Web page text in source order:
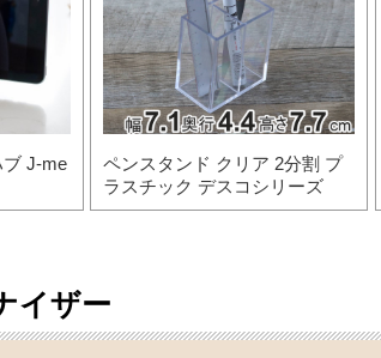
J-me
ペンスタンド クリア 2分割 プ
ラスチック デスコシリーズ
イザー